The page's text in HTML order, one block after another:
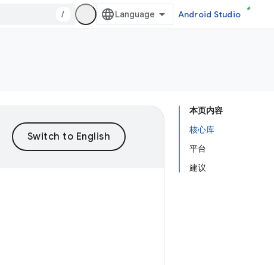
/ Android Studio
本页内容
核心库
平台
建议